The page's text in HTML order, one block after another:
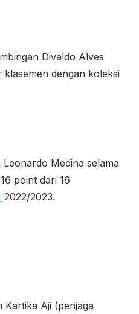
Divaldo Alves
dengan koleksi
Medina selama
point dari 16
2022/2023.
Aji (penjaga